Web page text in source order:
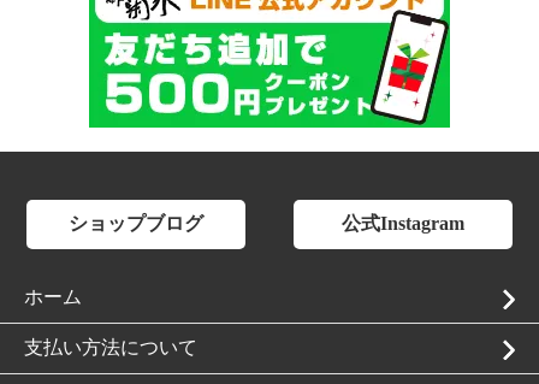
ショップブログ 公式Instagram
ホーム
支払い方法について